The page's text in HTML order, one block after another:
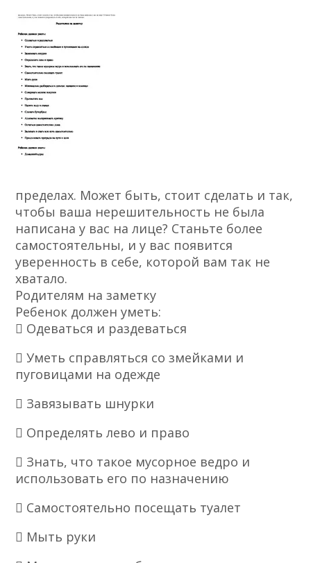
пределах. Может быть, стоит сделать и так,
чтобы ваша нерешительность не была
написана у вас на лице? Станьте более
самостоятельны, и у вас появится
уверенность в себе, которой вам так не
хватало.
Родителям на заметку
Ребенок должен уметь:
 Одеваться и раздеваться
 Уметь справляться со змейками и
пуговицами на одежде
 Завязывать шнурки
 Определять лево и право
 Знать, что такое мусорное ведро и
использовать его по назначению
 Самостоятельно посещать туалет
 Мыть руки